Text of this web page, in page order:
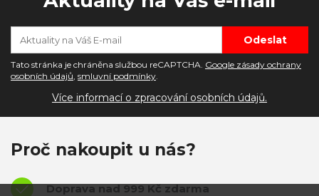
Tato stránka je chráněna službou reCAPTCHA. Google zásady ochrany
osobních údajů, smluvní podmínky.
Více informací o zpracování osobních údajů.
Proč nakoupit u nás?
Doprava nad 999 Kč zdarma